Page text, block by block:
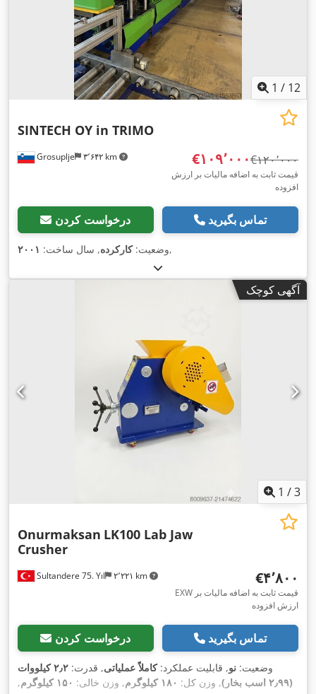
1 / 12
Grosuplje ۳٬۶۴۲ km
SINTECH OY in TRIMO
‎€۱۰۹٬۰۰۰ ‎€۱۲۰٬۰۰۰
قیمت ثابت به اضافه مالیات بر ارزش
افزوده
درخواست کردن تماس بگیرید
وضعیت:کارکرده, سال ساخت: ۲۰۰۱ ,
آگهی کوچک
1 /3
Sultandere 75. Yıl ۲٬۲۲۱ km
Onurmaksan LK100 Lab Jaw
Crusher
‎€۴٬۸۰۰
EXW قیمت ثابت به اضافه مالیات بر
ارزش افزوده
درخواست کردن تماس بگیرید
وضعیت: نو, قابلیت عملکرد:کاملاً عملیاتی, قدرت:
۲٫۲ کیلووات
(۲٫۹۹ اسب بخار)
, وزن کل: ۱۸۰ کیلوگرم , وزن خالی: ۱۵۰ کیلوگرم
,